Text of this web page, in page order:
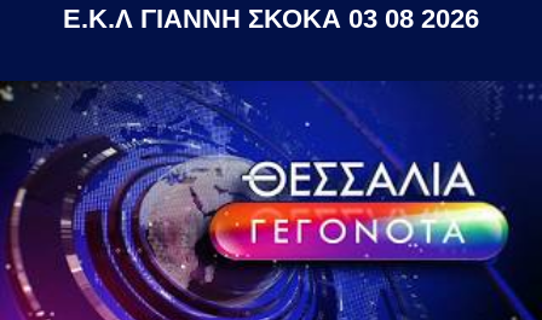
Ε.Κ.Λ ΓΙΑΝΝΗ ΣΚΟΚΑ 03 08 2026